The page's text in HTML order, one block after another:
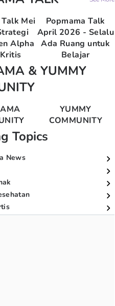
Mei
Alpha
Popmama Talk
April 2026 - Selalu
Ada Ruang untuk
Belajar
& YUMMY
YUMMY
COMMUNITY
Topics
News